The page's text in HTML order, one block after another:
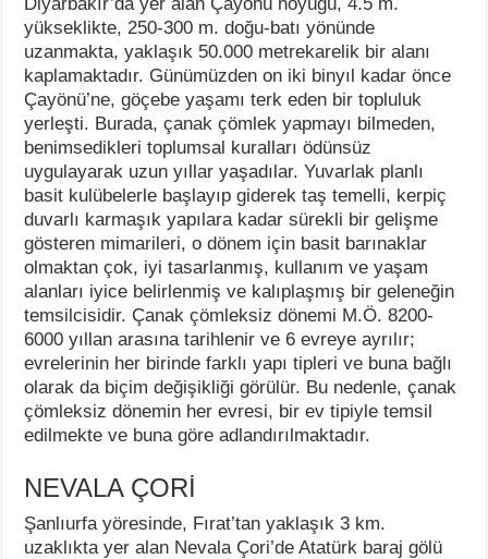
yükseklikte, 250-300 m. doğu-batı yönünde
uzanmakta, yaklaşık 50.000 metrekarelik bir alanı
kaplamaktadır. Günümüzden on iki binyıl kadar önce
Çayönü’ne, göçebe yaşamı terk eden bir topluluk
yerleşti. Burada, çanak çömlek yapmayı bilmeden,
benimsedikleri toplumsal kuralları ödünsüz
uygulayarak uzun yıllar yaşadılar. Yuvarlak planlı
basit kulübelerle başlayıp giderek taş temelli, kerpiç
duvarlı karmaşık yapılara kadar sürekli bir gelişme
gösteren mimarileri, o dönem için basit barınaklar
olmaktan çok, iyi tasarlanmış, kullanım ve yaşam
alanları iyice belirlenmiş ve kalıplaşmış bir geleneğin
temsilcisidir. Çanak çömleksiz dönemi M.Ö. 8200-
6000 yıllan arasına tarihlenir ve 6 evreye ayrılır;
evrelerinin her birinde farklı yapı tipleri ve buna bağlı
olarak da biçim değişikliği görülür. Bu nedenle, çanak
çömleksiz dönemin her evresi, bir ev tipiyle temsil
edilmekte ve buna göre adlandırılmaktadır.
NEVALA ÇORİ
Şanlıurfa yöresinde, Fırat’tan yaklaşık 3 km.
uzaklıkta yer alan Nevala Çori’de Atatürk baraj gölü